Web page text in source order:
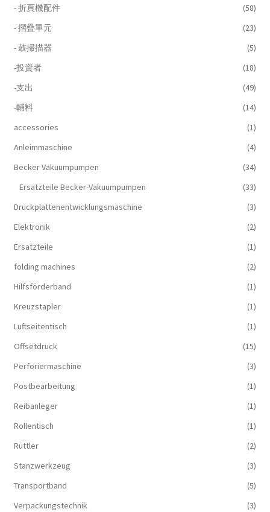
- 折頁機配件
(58)
- 摺疊單元
(23)
- 鼓掃描器
(5)
-投資者
(18)
-支出
(49)
-輔料
(14)
accessories
(1)
Anleimmaschine
(4)
Becker Vakuumpumpen
(34)
Ersatzteile Becker-Vakuumpumpen
(33)
Druckplattenentwicklungsmaschine
(3)
Elektronik
(2)
Ersatzteile
(1)
folding machines
(2)
Hilfsförderband
(1)
Kreuzstapler
(1)
Luftseitentisch
(1)
Offsetdruck
(15)
Perforiermaschine
(3)
Postbearbeitung
(1)
Reibanleger
(1)
Rollentisch
(1)
Rüttler
(2)
Stanzwerkzeug
(3)
Transportband
(5)
Verpackungstechnik
(3)